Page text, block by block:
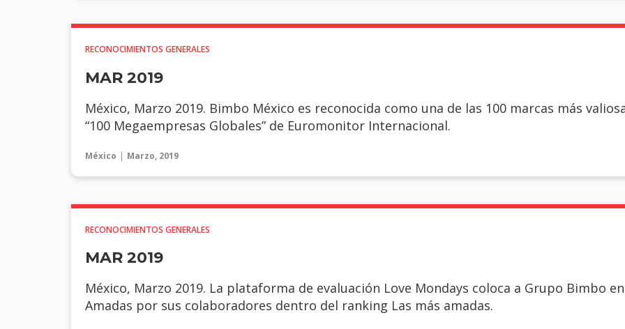
RECONOCIMIENTOS GENERALES
MAR 2019
México, Marzo 2019. Bimbo México es reconocida como una de las 100 marcas más
“100 Megaempresas Globales” de Euromonitor Internacional.
México Marzo, 2019
RECONOCIMIENTOS GENERALES
MAR 2019
México, Marzo 2019. La plataforma de evaluación Love Mondays coloca a Grupo Bimbo
Amadas por sus colaboradores dentro del ranking Las más amadas.